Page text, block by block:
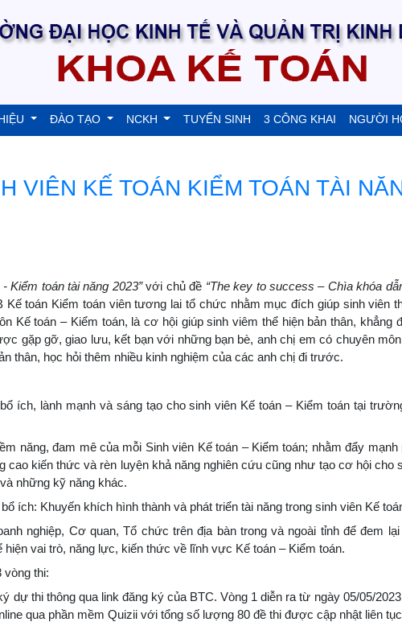
ĐÀO TẠO NCKH TUYỂN SINH 3 CÔNG KHAI NGƯỜI
VIÊN KẾ TOÁN KIỂM TOÁN TÀI
Kiểm toán tài năng 2023”với chủ đề “The key to success – Chìa khóa
Kế toán Kiểm toán viên tương lai tổ chức nhằm mục đích giúp sinh viên
Kế toán – Kiểm toán, là cơ hội giúp sinh viêm thể hiện bản thân, khẳng
gặp gỡ, giao lưu, kết bạn với những bạn bè, anh chị em có chuyên
thân, học hỏi thêm nhiều kinh nghiệm của các anh chị đi trước.
ích, lành mạnh và sáng tạo cho sinh viên Kế toán – Kiểm toán tại
năng, đam mê của mỗi Sinh viên Kế toán – Kiểm toán; nhằm đẩy mạnh
cao kiến thức và rèn luyện khả năng nghiên cứu cũng như tạo cơ hội cho
những kỹ năng khác.
ích: Khuyến khích hình thành và phát triển tài năng trong sinh viên Kế
nghiệp, Cơ quan, Tổ chức trên địa bàn trong và ngoài tỉnh để đem
hiện vai trò, năng lực, kiến thức về lĩnh vực Kế toán – Kiểm toán.
vòng thi:
dự thi thông qua link đăng ký của BTC. Vòng 1 diễn ra từ ngày 05/05/
qua phần mềm Quizii với tổng số lượng 80 đề thi được cập nhật liên